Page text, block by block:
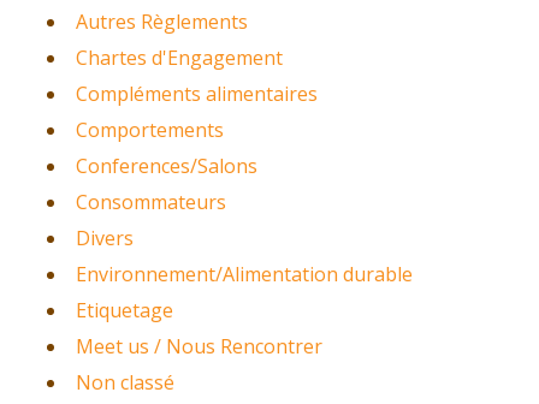
Autres Règlements
Chartes d'Engagement
Compléments alimentaires
Comportements
Conferences/Salons
Consommateurs
Divers
Environnement/Alimentation durable
Etiquetage
Meet us / Nous Rencontrer
Non classé